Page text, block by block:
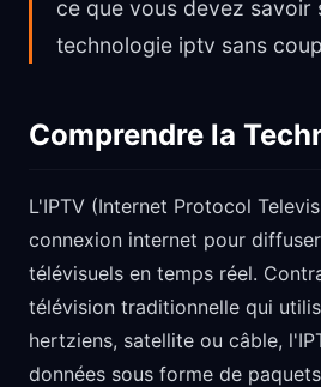
ce que vous devez savoir
technologie iptv sans
Comprendre la
L'IPTV (Internet Protocol
connexion internet pour
télévisuels en temps réel.
télévision traditionnelle qui
hertziens, satellite ou câble,
données sous forme de